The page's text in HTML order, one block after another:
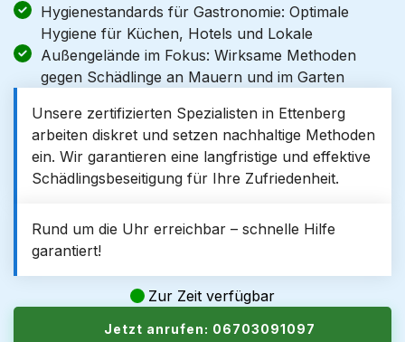
Hygienestandards für Gastronomie: Optimale
Hygiene für Küchen, Hotels und Lokale
Außengelände im Fokus: Wirksame Methoden
gegen Schädlinge an Mauern und im Garten
Unsere zertifizierten Spezialisten in Ettenberg
arbeiten diskret und setzen nachhaltige Methoden
ein. Wir garantieren eine langfristige und effektive
Schädlingsbeseitigung für Ihre Zufriedenheit.
Rund um die Uhr erreichbar – schnelle Hilfe
garantiert!
Zur Zeit verfügbar
Jetzt anrufen: 06703091097